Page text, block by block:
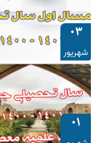
۰۳
شهریور
۰۱